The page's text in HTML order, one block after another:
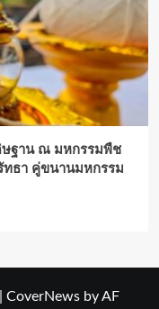
ษฐาน ณ มหกรรมพืช
ทธา คู่ขนานมหกรรม
CoverNewsby AF